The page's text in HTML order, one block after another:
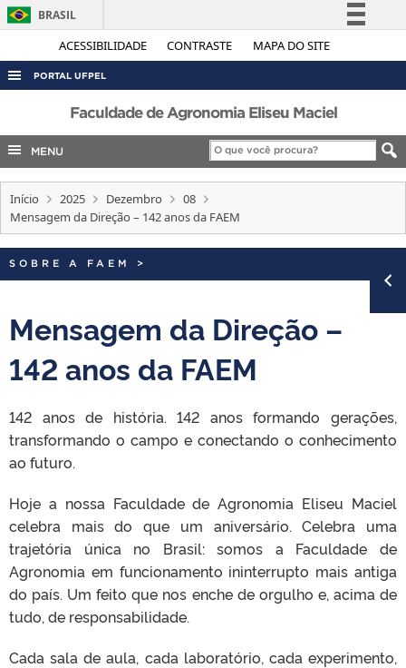
ACESSIBILIDADE CONTRASTE MAPA DO SITE
BRASIL
Simplifique!
Legislação
Canais
PORTAL UFPEL
ACESSO À INFORMAÇÃO
AUDITORIA
COBALTO
CONCURSOS
INTERNACIONAL
Faculdade de Agronomia Eliseu Maciel
MENU
Início 2025 Dezembro
08
Mensagem da Direção – 142 anos da FAEM
SOBRE A FAEM >
Mensagem da Direção –
142 anos da FAEM
142 anos de história. 142 anos formando gerações,
transformando o campo e conectando o conhecimento
ao futuro.
Hoje a nossa Faculdade de Agronomia Eliseu Maciel
celebra mais do que um aniversário. Celebra uma
trajetória única no Brasil: somos a Faculdade de
Agronomia em funcionamento ininterrupto mais antiga
do país. Um feito que nos enche de orgulho e, acima de
tudo, de responsabilidade.
Cada sala de aula, cada laboratório, cada experimento,